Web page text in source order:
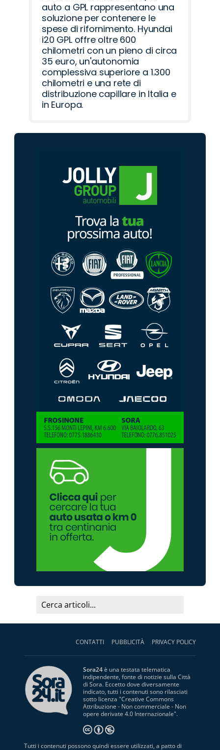
auto a GPL rappresentano una
soluzione per contenere le
spese di rifornimento. Hyundai
i20 GPL offre oltre 600
chilometri con un pieno di circa
35 euro, un'autonomia
complessiva superiore a 1.300
chilometri e una rete di
distribuzione capillare in Italia e
in Europa.
CONTATTI PUBBLICITÀ PRIVACY POLICY
Sora24è una testata telematica
indipendente, fonte di notizie sulla Città
di Sora. Eccetto dove diversamente
indicato, tutti i contenuti sono rilasciati
sotto licenza "Creative Commons
Attribuzione - Non commerciale - Non
opere derivate 4.0 Internazionale".
Tutti i contenuti possono quindi essere utilizzati, a patto di